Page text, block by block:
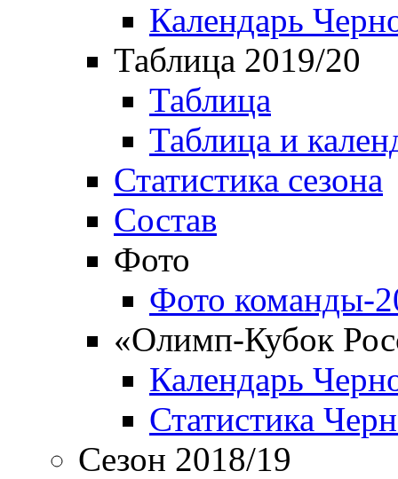
Календарь
Таблица 2019/20
Таблица
Таблица и
Статистика сезона
Состав
Фото
Фото команды-
«Олимп-Кубок
Календарь
Статистика
Сезон 2018/19